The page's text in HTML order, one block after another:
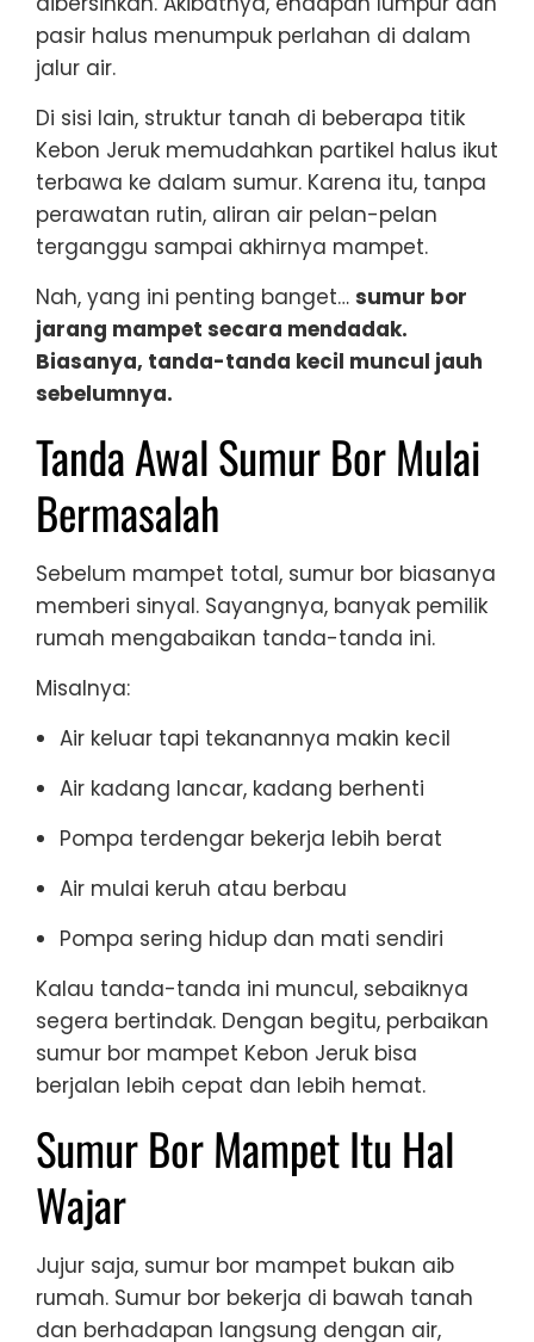
pasir halus menumpuk perlahan di dalam
jalur air.
Di sisi lain, struktur tanah di beberapa titik
Kebon Jeruk memudahkan partikel halus ikut
terbawa ke dalam sumur. Karena itu, tanpa
perawatan rutin, aliran air pelan-pelan
terganggu sampai akhirnya mampet.
Nah, yang ini penting banget… sumur bor
jarang mampet secara mendadak.
Biasanya, tanda-tanda kecil muncul jauh
sebelumnya.
Tanda Awal Sumur Bor Mulai
Bermasalah
Sebelum mampet total, sumur bor biasanya
memberi sinyal. Sayangnya, banyak pemilik
rumah mengabaikan tanda-tanda ini.
Misalnya:
Air keluar tapi tekanannya makin kecil
Air kadang lancar, kadang berhenti
Pompa terdengar bekerja lebih berat
Air mulai keruh atau berbau
Pompa sering hidup dan mati sendiri
Kalau tanda-tanda ini muncul, sebaiknya
segera bertindak. Dengan begitu, perbaikan
sumur bor mampet Kebon Jeruk bisa
berjalan lebih cepat dan lebih hemat.
Sumur Bor Mampet Itu Hal
Wajar
Jujur saja, sumur bor mampet bukan aib
rumah. Sumur bor bekerja di bawah tanah
dan berhadapan langsung dengan air,